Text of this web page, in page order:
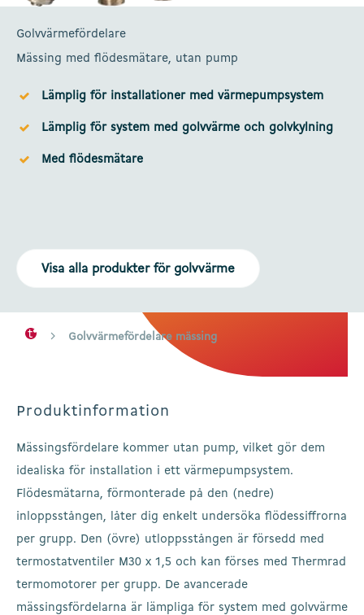
Golvvärmefördelare
Mässing med flödesmätare, utan pump
Lämplig för installationer med värmepumpsystem
Lämplig för system med golvvärme och golvkylning
Med flödesmätare
Visa alla produkter för golvvärme
Golvvärmefördelare mässing
Produktinformation
Mässingsfördelare kommer utan pump, vilket gör dem
idealiska för installation i ett värmepumpsystem.
Flödesmätarna, förmonterade på den (nedre)
inloppsstången, låter dig enkelt undersöka flödessiffrorna
per grupp. Den (övre) utloppsstången är försedd med
termostatventiler M30 x 1,5 och kan förses med Thermrad
termomotorer per grupp. De avancerade
mässingsfördelarna är lämpliga för system med golvvärme